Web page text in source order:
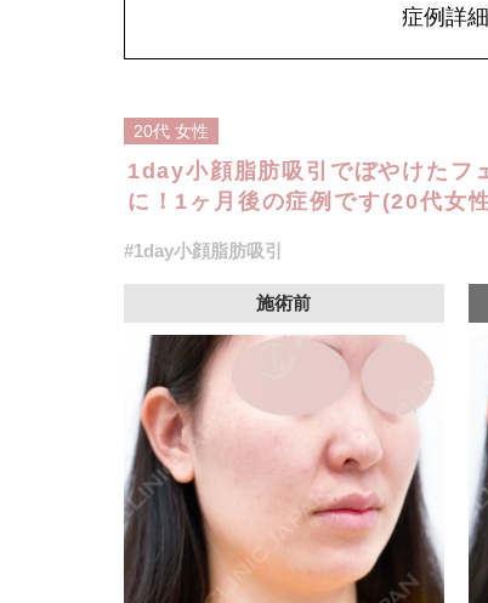
顔の脂肪吸引箇所の追加 1ヶ所ごと+162,800円(税
症例詳
20代 女性
1day小顔脂肪吸引でぼやけたフ
に！1ヶ月後の症例です(20代女
#1day小顔脂肪吸引
施術前